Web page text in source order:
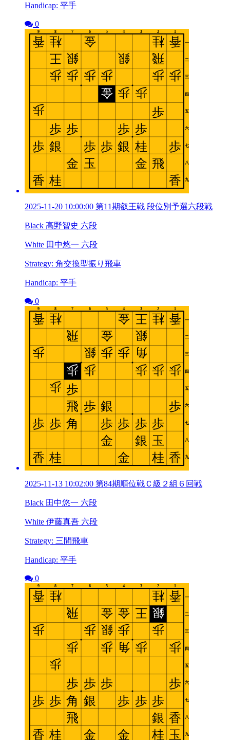
Handicap: 平手
0
2025-11-20 10:00:00 第11期叡王戦 段位別予選六段戦
Black 高野智史 六段
White 田中悠一 六段
Strategy: 角交換型振り飛車
Handicap: 平手
0
2025-11-13 10:02:00 第84期順位戦Ｃ級２組６回戦
Black 田中悠一 六段
White 伊藤真吾 六段
Strategy: 三間飛車
Handicap: 平手
0